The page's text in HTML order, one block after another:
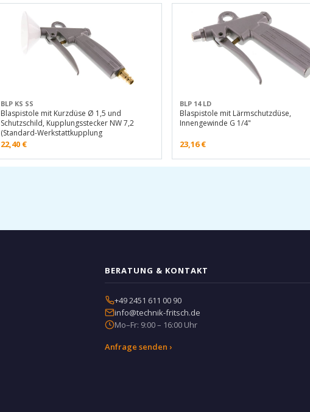
BLP KS SS
Blaspistole mit Kurzdüse Ø 1,5 und
Schutzschild, Kupplungsstecker NW 7,2
(Standard-Werkstattkupplung
22,40 €
BLP 14 LD
Blaspistole mit Lärmschutzdüse,
Innengewinde G 1/4"
23,16€
BERATUNG & KONTAKT
+49 2451 611 00 90
info@technik-fritsch.de
Mo–Fr: 9:00 – 16:00 Uhr
Anfrage senden ›